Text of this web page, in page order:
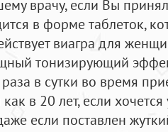
врачу, если Вы
в форме таблеток,
виагра для
тонизирующий
раза в сутки во время
в 20 лет, если
если поставлен